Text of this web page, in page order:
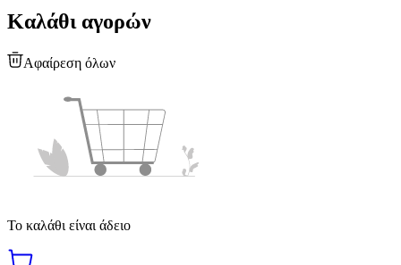
Καλάθι αγορών
Αφαίρεση όλων
Το καλάθι είναι άδειο